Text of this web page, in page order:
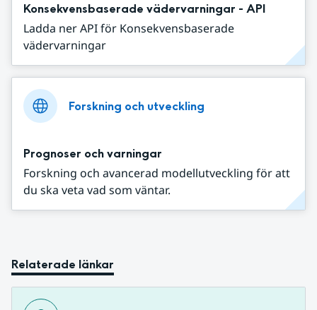
Konsekvensbaserade vädervarningar - API
Ladda ner API för Konsekvensbaserade
vädervarningar
Forskning och utveckling
Prognoser och varningar
Forskning och avancerad modellutveckling för att
du ska veta vad som väntar.
Relaterade länkar